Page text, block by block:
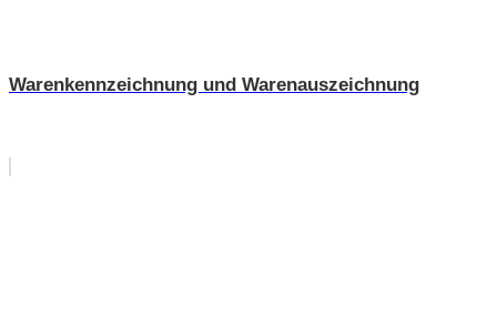
Warenkennzeichnung und Warenauszeichnung